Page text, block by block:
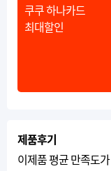
쿠쿠 하나카드
최대할인
제품후기
이제품 평균 만족도가